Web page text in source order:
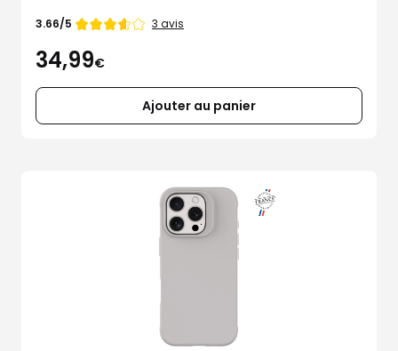
Pro
Note
3.66/5 3 avis
34,99€
Ajouter au panier